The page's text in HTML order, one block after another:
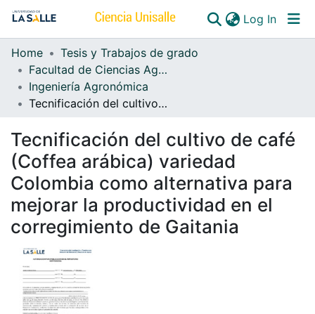
Log In
Communities & Collections
All of DSpace
Home
Tesis y Trabajos de grado
Facultad de Ciencias Agropecuarias
Ingeniería Agronómica
Tecnificación del cultivo de café (Coffea arábica) variedad Colombia como alternativa para mejorar la productividad en el corregimiento de Gaitania
Tecnificación del cultivo de café
(Coffea arábica) variedad
Colombia como alternativa para
mejorar la productividad en el
corregimiento de Gaitania